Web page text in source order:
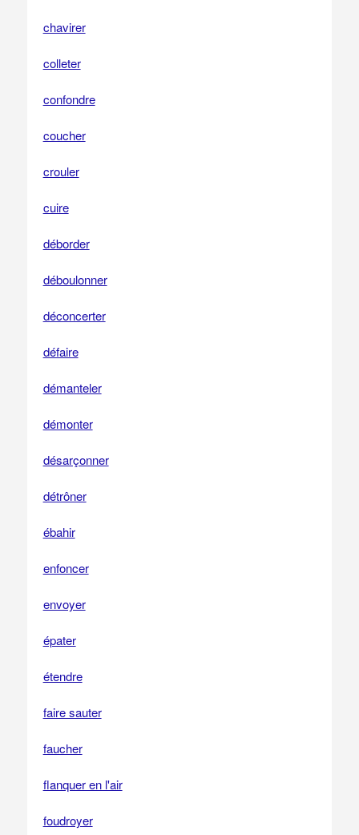
chavirer
colleter
confondre
coucher
crouler
cuire
déborder
déboulonner
déconcerter
défaire
démanteler
démonter
désarçonner
détrôner
ébahir
enfoncer
envoyer
épater
étendre
faire sauter
faucher
flanquer en l'air
foudroyer